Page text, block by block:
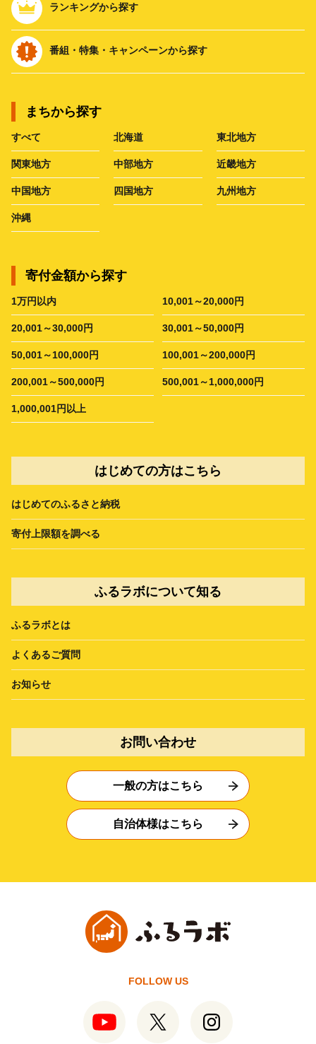
ランキングから探す
番組・特集・キャンペーンから探す
まちから探す
すべて 北海道 東北地方
関東地方 中部地方 近畿地方
中国地方 四国地方 九州地方
沖縄
寄付金額から探す
1万円以内 10,001～20,000円
20,001～30,000円 30,001～50,000円
50,001～100,000円 100,001～200,000円
200,001～500,000円 500,001～1,000,000円
1,000,001円以上
はじめての方はこちら
はじめてのふるさと納税
寄付上限額を調べる
ふるラボについて知る
ふるラボとは
よくあるご質問
お知らせ
お問い合わせ
一般の方はこちら
自治体様はこちら
FOLLOW US